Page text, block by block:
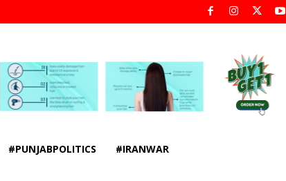
#PUNJABPOLITICS #IRANWAR